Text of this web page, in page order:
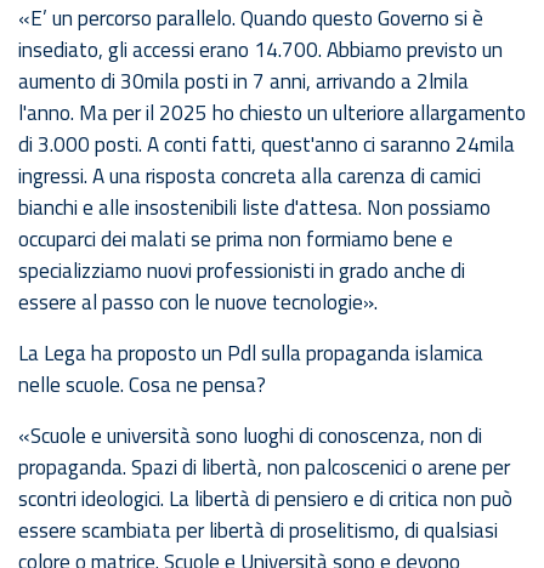
«E’ un percorso parallelo. Quando questo Governo si è
insediato, gli accessi erano 14.700. Abbiamo previsto un
aumento di 30mila posti in 7 anni, arrivando a 2lmila
l'anno. Ma per il 2025 ho chiesto un ulteriore allargamento
di 3.000 posti. A conti fatti, quest'anno ci saranno 24mila
ingressi. A una risposta concreta alla carenza di camici
bianchi e alle insostenibili liste d'attesa. Non possiamo
occuparci dei malati se prima non formiamo bene e
specializziamo nuovi professionisti in grado anche di
essere al passo con le nuove tecnologie».
La Lega ha proposto un Pdl sulla propaganda islamica
nelle scuole. Cosa ne pensa?
«Scuole e università sono luoghi di conoscenza, non di
propaganda. Spazi di libertà, non palcoscenici o arene per
scontri ideologici. La libertà di pensiero e di critica non può
essere scambiata per libertà di proselitismo, di qualsiasi
colore o matrice. Scuole e Università sono e devono